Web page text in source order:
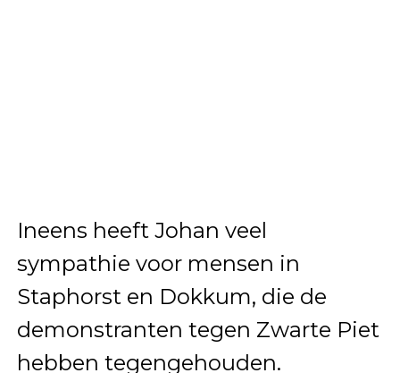
Ineens heeft Johan veel
sympathie voor mensen in
Staphorst en Dokkum, die de
demonstranten tegen Zwarte Piet
hebben tegengehouden.